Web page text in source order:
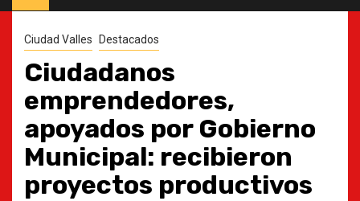
Ciudad Valles Destacados
Ciudadanos
emprendedores,
apoyados por Gobierno
Municipal: recibieron
proyectos productivos